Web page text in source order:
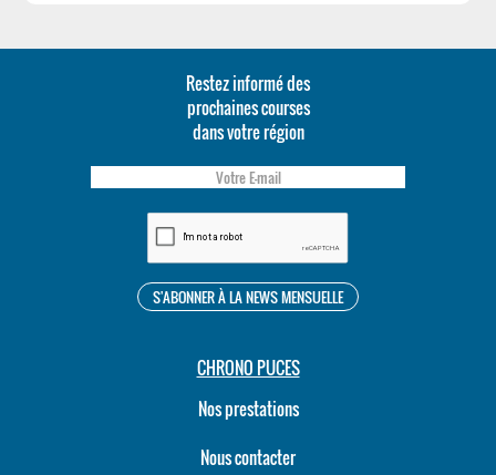
Restez informé des
prochaines courses
dans votre région
CHRONO PUCES
Nos prestations
Nous contacter